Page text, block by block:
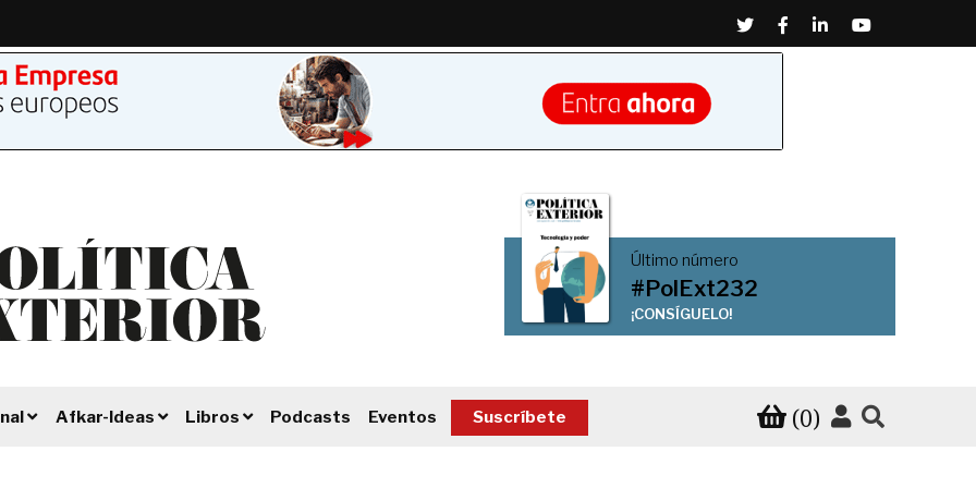
TwitterFacebook
LinkedinYoutube
Último número
#PolExt232
¡CONSÍGUELO!
Afkar-Ideas Libros Podcasts Eventos Suscríbete (0)